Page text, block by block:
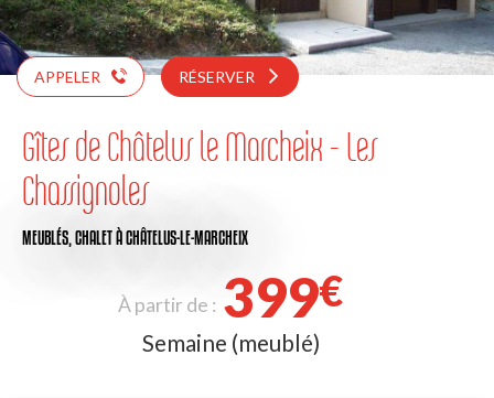
APPELER RÉSERVER
Gîtes de Châtelus le Marcheix - Les
Chassignoles
MEUBLÉS, CHALETÀ CHÂTELUS-LE-MARCHEIX
À partir de : 399€
Semaine (meublé)